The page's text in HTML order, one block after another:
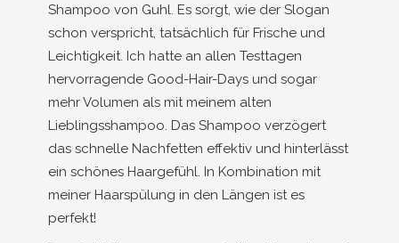
Shampoo von Guhl. Es sorgt, wie der Slogan
schon verspricht, tatsächlich für Frische und
Leichtigkeit. Ich hatte an allen Testtagen
hervorragende Good-Hair-Days und sogar
mehr Volumen als mit meinem alten
Lieblingsshampoo. Das Shampoo verzögert
das schnelle Nachfetten effektiv und hinterlässt
ein schönes Haargefühl. In Kombination mit
meiner Haarspülung in den Längen ist es
perfekt!